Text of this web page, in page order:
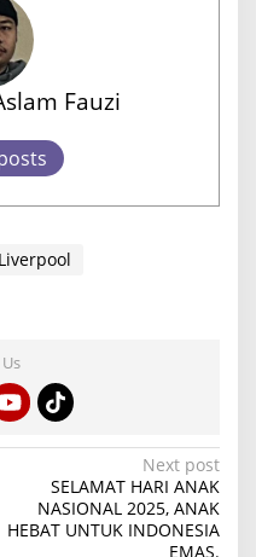
Fauzi
Liverpool
Next post
SELAMAT HARI ANAK
NASIONAL 2025, ANAK
HEBAT UNTUK INDONESIA
EMAS.